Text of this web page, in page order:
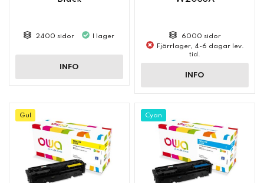
2400 sidor I lager
INFO
6000 sidor
Fjärrlager, 4-6 dagar lev.
tid.
INFO
Gul Cyan